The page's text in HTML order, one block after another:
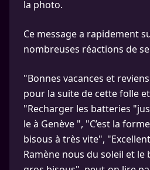
la photo.
Ce message a rapidement
nombreuses réactions de
"Bonnes vacances et
pour la suite de cette folle
"Recharger les batteries
le à Genève ", "C’est la
bisous à très vite",
Ramène nous du soleil et le